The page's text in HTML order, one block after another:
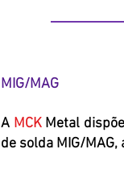
MIG/MAG
A MCKMetal
de solda MIG/